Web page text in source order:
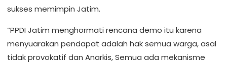
sukses memimpin Jatim.
“PPDI Jatim menghormati rencana demo itu karena
menyuarakan pendapat adalah hak semua warga, asal
tidak provokatif dan Anarkis, Semua ada mekanisme